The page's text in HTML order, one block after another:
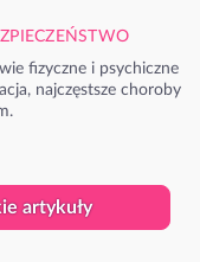
fizyczne i psychiczne
najczęstsze choroby
artykuły